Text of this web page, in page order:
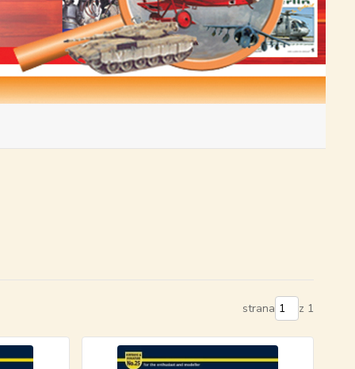
strana z 1